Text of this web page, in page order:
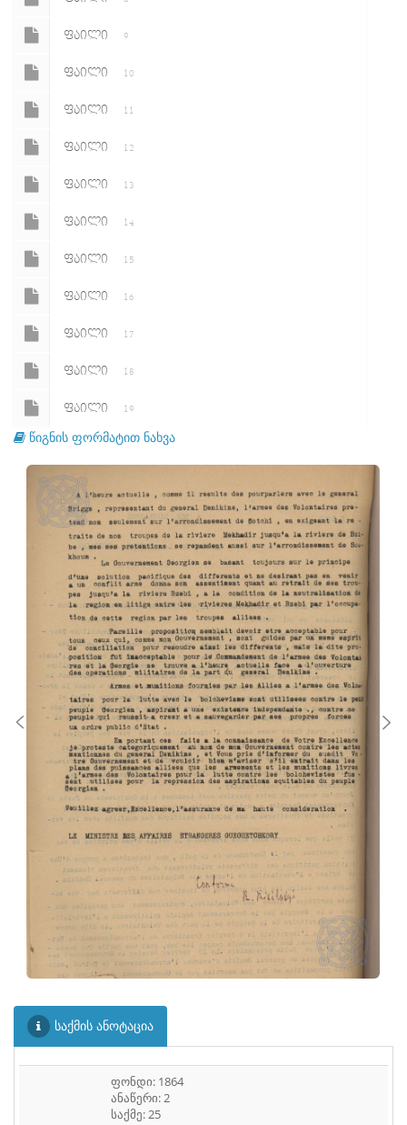
ᲤᲐᲘᲚᲘ 9
ᲤᲐᲘᲚᲘ 10
ᲤᲐᲘᲚᲘ 11
ᲤᲐᲘᲚᲘ 12
ᲤᲐᲘᲚᲘ 13
ᲤᲐᲘᲚᲘ 14
ᲤᲐᲘᲚᲘ 15
ᲤᲐᲘᲚᲘ 16
ᲤᲐᲘᲚᲘ 17
ᲤᲐᲘᲚᲘ 18
ᲤᲐᲘᲚᲘ 19
ᲤᲐᲘᲚᲘ 20
ᲤᲐᲘᲚᲘ
ᲤᲐᲘᲚᲘ 22
ᲤᲐᲘᲚᲘ
ᲤᲐᲘᲚᲘ 24
ᲤᲐᲘᲚᲘ 25
ᲤᲐᲘᲚᲘ 26
ᲤᲐᲘᲚᲘ 27
ᲤᲐᲘᲚᲘ 28
ᲤᲐᲘᲚᲘ 29
ᲤᲐᲘᲚᲘ 30
ᲤᲐᲘᲚᲘ 31
ᲤᲐᲘᲚᲘ 33
ᲤᲐᲘᲚᲘ
ᲤᲐᲘᲚᲘ 35
ᲤᲐᲘᲚᲘ 36
38
39
წიგნის ფორმატით ნახვა
საქმის ანოტაცია
ფონდი: 1864
ანაწერი: 2
საქმე: 25